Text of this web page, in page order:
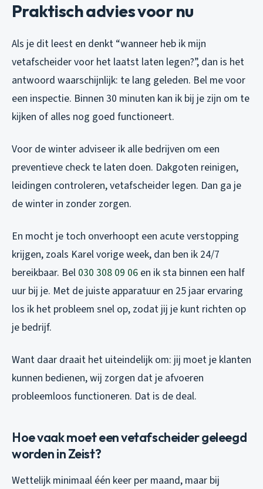
Praktisch advies voor nu
Als je dit leest en denkt “wanneer heb ik mijn
vetafscheider voor het laatst laten legen?”, dan is het
antwoord waarschijnlijk: te lang geleden. Bel me voor
een inspectie. Binnen 30 minuten kan ik bij je zijn om te
kijken of alles nog goed functioneert.
Voor de winter adviseer ik alle bedrijven om een
preventieve check te laten doen. Dakgoten reinigen,
leidingen controleren, vetafscheider legen. Dan ga je
de winter in zonder zorgen.
En mocht je toch onverhoopt een acute verstopping
krijgen, zoals Karel vorige week, dan ben ik 24/7
bereikbaar. Bel 030 308 09 06 en ik sta binnen een half
uur bij je. Met de juiste apparatuur en 25 jaar ervaring
los ik het probleem snel op, zodat jij je kunt richten op
je bedrijf.
Want daar draait het uiteindelijk om: jij moet je klanten
kunnen bedienen, wij zorgen dat je afvoeren
probleemloos functioneren. Dat is de deal.
Hoe vaak moet een vetafscheider geleegd
worden in Zeist?
Wettelijk minimaal één keer per maand, maar bij